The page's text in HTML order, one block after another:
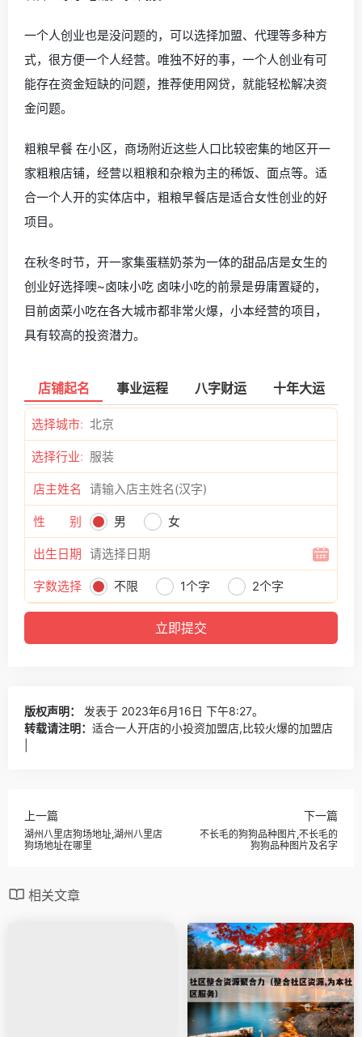
一个人创业也是没问题的，可以选择加盟、代理等多种方
式，很方便一个人经营。唯独不好的事，一个人创业有可
能存在资金短缺的问题，推荐使用网贷，就能轻松解决资
金问题。
粗粮早餐 在小区，商场附近这些人口比较密集的地区开一
家粗粮店铺，经营以粗粮和杂粮为主的稀饭、面点等。适
合一个人开的实体店中，粗粮早餐店是适合女性创业的好
项目。
在秋冬时节，开一家集蛋糕奶茶为一体的甜品店是女生的
创业好选择噢~卤味小吃 卤味小吃的前景是毋庸置疑的，
目前卤菜小吃在各大城市都非常火爆，小本经营的项目，
具有较高的投资潜力。
店铺起名 事业运程 八字财运 十年大运
选择城市:
选择行业:
店主姓名
性 别 男 女
出生日期
字数选择 不限 1个字 2个字
版权声明：
发表于 2023年6月16日 下午8:27。
转载请注明： 适合一人开店的小投资加盟店,比较火爆的加盟店
上一篇
湖州八里店狗场地址,湖州八里店
狗场地址在哪里
下一篇
不长毛的狗狗品种图片,不长毛的
狗狗品种图片及名字
相关文章